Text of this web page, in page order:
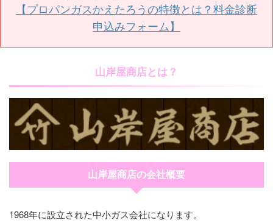
【プロパンガスかえたろうの特徴とは？料金診断
申込みフォーム】
山岸屋商店とは？
山岸屋商店の会社概要
1968年に設立された中小ガス会社になります。